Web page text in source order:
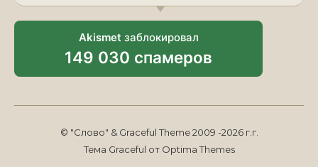
Akismet заблокировал
149 030 спамеров
© "Слово" & Graceful Theme 2009 -2026 г.г.
Тема Graceful от Optima Themes